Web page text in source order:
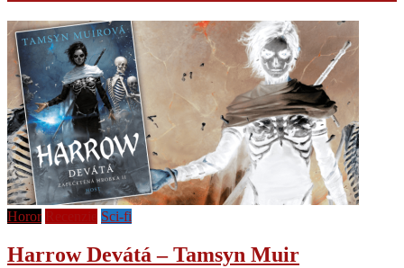
Horor Sci-fi
Harrow Devátá – Tamsyn Muir